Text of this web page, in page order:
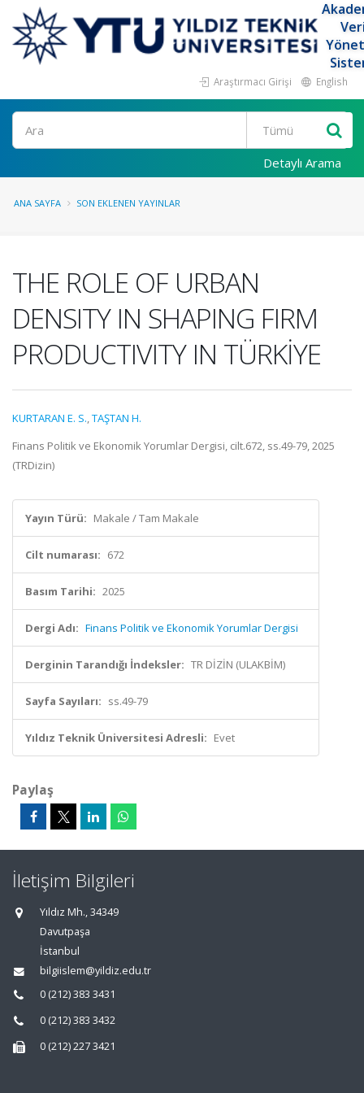
Araştırmacı Girişi English
Ara
Detaylı Arama
ANA SAYFA SON EKLENEN YAYINLAR
THE ROLE OF URBAN
DENSITY IN SHAPING FIRM
PRODUCTIVITY IN TÜRKİYE
KURTARAN E. S.,TAŞTAN H.
Finans Politik ve Ekonomik Yorumlar Dergisi, cilt.672, ss.49-79, 2025
(TRDizin)
Yayın Türü: Makale / Tam Makale
Cilt numarası: 672
Basım Tarihi: 2025
Dergi Adı: Finans Politik ve Ekonomik Yorumlar Dergisi
Derginin Tarandığı İndeksler: TR DİZİN (ULAKBİM)
Sayfa Sayıları: ss.49-79
Yıldız Teknik Üniversitesi Adresli: Evet
Paylaş
İletişim Bilgileri
Yıldız Mh., 34349
Davutpaşa
İstanbul
bilgiislem@yildiz.edu.tr
0 (212) 383 3431
0 (212) 383 3432
0 (212) 227 3421